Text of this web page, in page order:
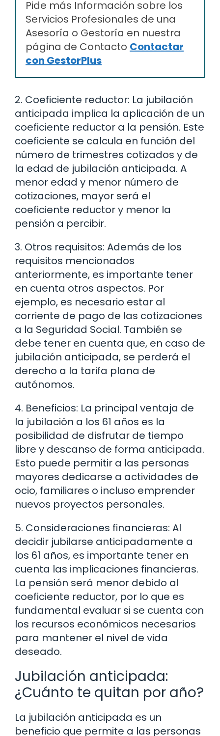
Pide más Información sobre los
Servicios Profesionales de una
Asesoría o Gestoría en nuestra
página de Contacto Contactar
con GestorPlus
2. Coeficiente reductor: La jubilación
anticipada implica la aplicación de un
coeficiente reductor a la pensión. Este
coeficiente se calcula en función del
número de trimestres cotizados y de
la edad de jubilación anticipada. A
menor edad y menor número de
cotizaciones, mayor será el
coeficiente reductor y menor la
pensión a percibir.
3. Otros requisitos: Además de los
requisitos mencionados
anteriormente, es importante tener
en cuenta otros aspectos. Por
ejemplo, es necesario estar al
corriente de pago de las cotizaciones
a la Seguridad Social. También se
debe tener en cuenta que, en caso de
jubilación anticipada, se perderá el
derecho a la tarifa plana de
autónomos.
4. Beneficios: La principal ventaja de
la jubilación a los 61 años es la
posibilidad de disfrutar de tiempo
libre y descanso de forma anticipada.
Esto puede permitir a las personas
mayores dedicarse a actividades de
ocio, familiares o incluso emprender
nuevos proyectos personales.
5. Consideraciones financieras: Al
decidir jubilarse anticipadamente a
los 61 años, es importante tener en
cuenta las implicaciones financieras.
La pensión será menor debido al
coeficiente reductor, por lo que es
fundamental evaluar si se cuenta con
los recursos económicos necesarios
para mantener el nivel de vida
deseado.
Jubilación anticipada:
¿Cuánto te quitan por año?
La jubilación anticipada es un
beneficio que permite a las personas